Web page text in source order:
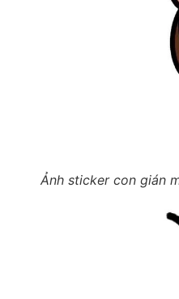
Ảnh sticker con gián